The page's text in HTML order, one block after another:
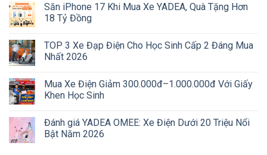
Săn iPhone 17 Khi Mua Xe YADEA, Quà Tặng Hơn
18 Tỷ Đồng
TOP 3 Xe Đạp Điện Cho Học Sinh Cấp 2 Đáng Mua
Nhất 2026
Mua Xe Điện Giảm 300.000đ–1.000.000đ Với Giấy
Khen Học Sinh
Đánh giá YADEA OMEE: Xe Điện Dưới 20 Triệu Nổi
Bật Năm 2026